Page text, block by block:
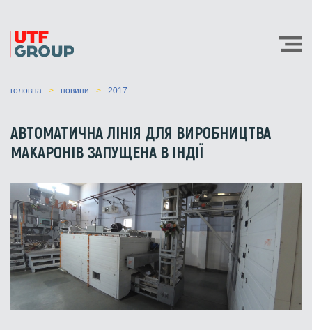
головна новини 2017
АВТОМАТИЧНА ЛІНІЯ ДЛЯ ВИРОБНИЦТВА
МАКАРОНІВ ЗАПУЩЕНА В ІНДІЇ